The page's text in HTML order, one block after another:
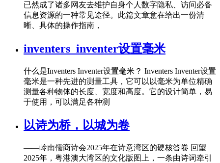
已然成了诸多网友去维护自身个人数字隐私、访问必备
信息资源的一种常见途径。此篇文章意在给出一份清
晰、具体的操作指南，
inventers_inventer设置毫米
什么是Inventers Inventer设置毫米？ Inventers Inventer设置
毫米是一种先进的测量工具，它可以以毫米为单位精确
测量各种物体的长度、宽度和高度。它的设计简单，易
于使用，可以满足各种测
以诗为桥，以城为卷
——岭南儒商诗会2025年在诗意湾区的硬核答卷 回望
2025年，粤港澳大湾区的文化版图上，一条由诗词牵引